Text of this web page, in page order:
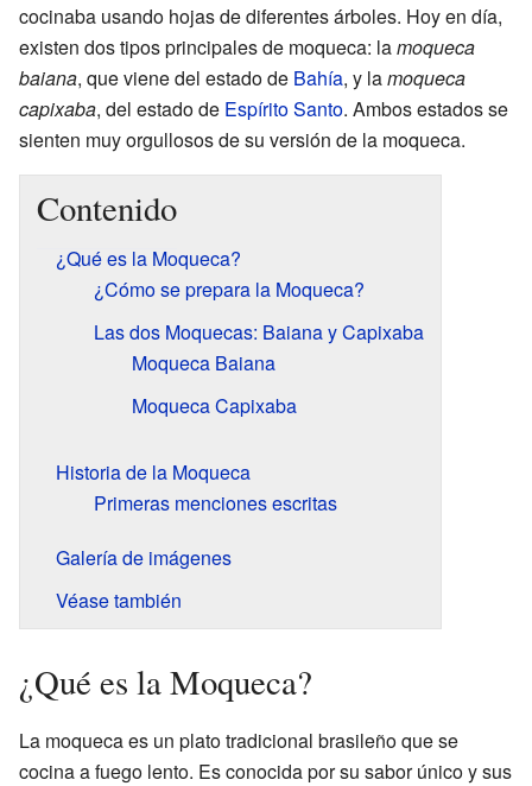
cocinaba usando hojas de diferentes árboles. Hoy en día,
existen dos tipos principales de moqueca: lamoqueca
baiana, que viene del estado de Bahía, y lamoqueca
capixaba, del estado de Espírito Santo. Ambos estados se
sienten muy orgullosos de su versión de la moqueca.
Contenido
¿Qué es la Moqueca?
¿Cómo se prepara la Moqueca?
Las dos Moquecas: Baiana y Capixaba
Moqueca Baiana
Moqueca Capixaba
Historia de la Moqueca
Primeras menciones escritas
Galería de imágenes
Véase también
¿Qué es la Moqueca?
La moqueca es un plato tradicional brasileño que se
cocina a fuego lento. Es conocida por su sabor único y sus